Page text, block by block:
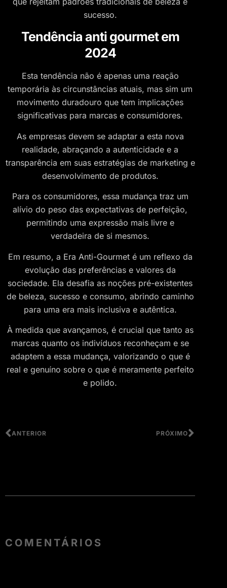
sucesso.
Tendência anti gourmet em
2024
Esta tendência não é apenas uma reação
temporária às circunstâncias atuais, mas sim um
movimento duradouro que tem implicações
significativas para marcas e consumidores.
As empresas devem se adaptar a esta nova
realidade, abraçando a autenticidade e a
transparência em suas estratégias de marketing e
desenvolvimento de produtos.
Para os consumidores, essa mudança traz um
alívio do peso das expectativas de perfeição,
permitindo uma expressão mais livre e
verdadeira de si mesmos.
Em resumo, a Era Anti-Gourmet é um reflexo da
evolução das preferências e valores da
sociedade. Ela desafia as noções pré-existentes
de beleza, sucesso e consumo, abrindo caminho
para uma era mais inclusiva e autêntica.
À medida que avançamos, é crucial que tanto as
marcas quanto os indivíduos reconheçam e se
adaptem a essa mudança, valorizando o que é
real e genuíno sobre o que é meramente perfeito
e polido.
ANTERIOR PRÓXIMO
COMENTÁRIOS